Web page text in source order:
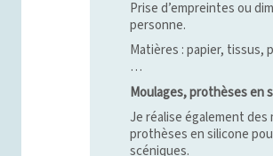
Prise d’empreintes ou
personne.
Matières : papier, tissus,
…
Moulages, prothèses en
Je réalise également
prothèses en silicone
scéniques.